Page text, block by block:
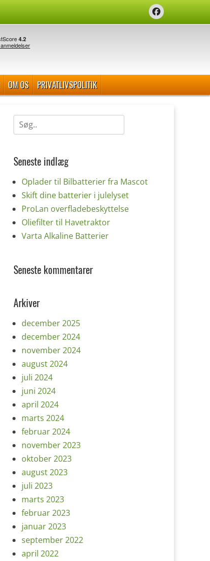
Facebook
OM OS PRIVATLIVSPOLITIK
Søg
efter:
Seneste indlæg
Oplader til Bilbatterier fra Mascot
Skift dine batterier i julelyset
ProLan overfladebeskyttelse
Oliefilter til Havetraktor
Varta Alkaline Batterier
Seneste kommentarer
Arkiver
december 2025
december 2024
november 2024
august 2024
juli 2024
juni 2024
april 2024
marts 2024
februar 2024
november 2023
oktober 2023
august 2023
juli 2023
marts 2023
februar 2023
januar 2023
september 2022
april 2022